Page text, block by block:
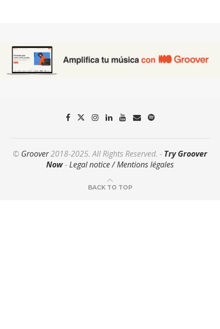
© Groover2018-2025. All Rights Reserved. - Try Groover
Now-Legal notice / Mentions légales
BACK TO TOP